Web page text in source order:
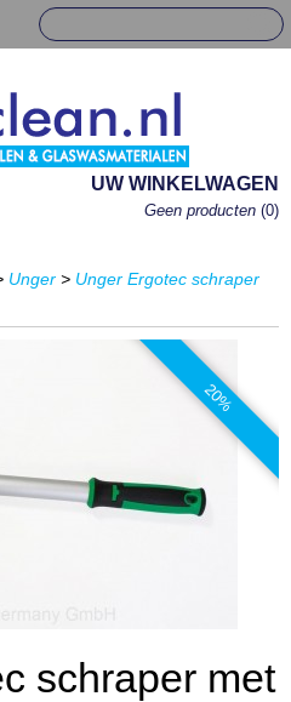
UW WINKELWAGEN
Geen producten (0)
Unger > Unger Ergotec schraper
20%
schraper met